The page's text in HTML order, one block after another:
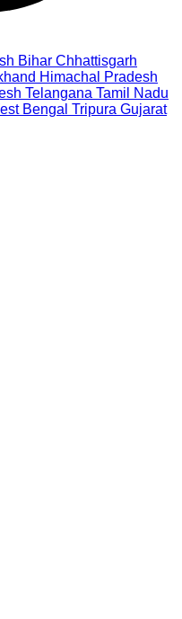
Bihar Chhattisgarh
Himachal Pradesh
Telangana Tamil Nadu
Bengal Tripura Gujarat